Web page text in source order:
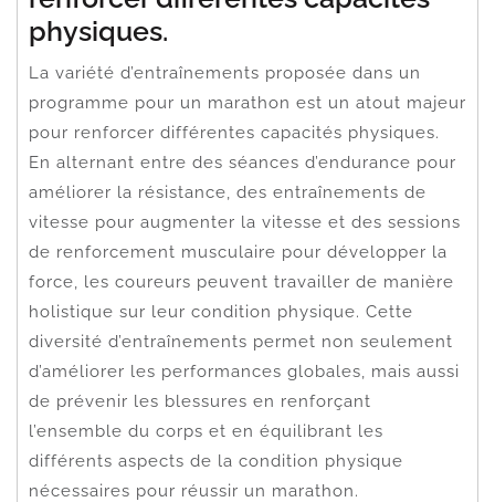
physiques.
La variété d’entraînements proposée dans un
programme pour un marathon est un atout majeur
pour renforcer différentes capacités physiques.
En alternant entre des séances d’endurance pour
améliorer la résistance, des entraînements de
vitesse pour augmenter la vitesse et des sessions
de renforcement musculaire pour développer la
force, les coureurs peuvent travailler de manière
holistique sur leur condition physique. Cette
diversité d’entraînements permet non seulement
d’améliorer les performances globales, mais aussi
de prévenir les blessures en renforçant
l’ensemble du corps et en équilibrant les
différents aspects de la condition physique
nécessaires pour réussir un marathon.